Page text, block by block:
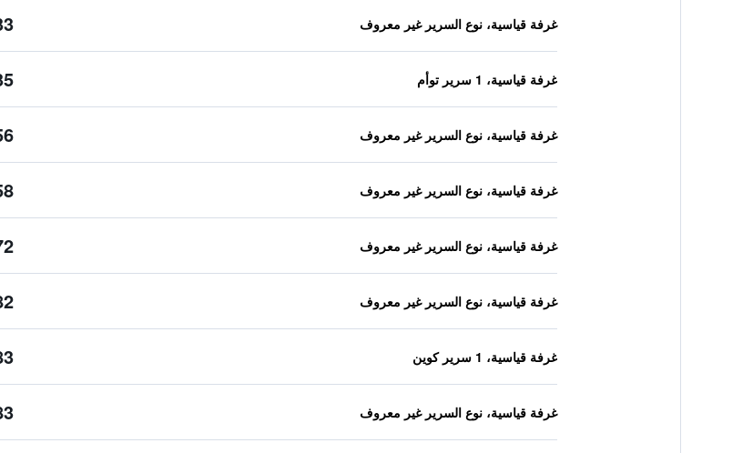
غرفة قياسية، نوع السرير غير معروف
غرفة قياسية، 1 سرير توأم
غرفة قياسية، نوع السرير غير معروف
غرفة قياسية، نوع السرير غير معروف
غرفة قياسية، نوع السرير غير معروف
غرفة قياسية، نوع السرير غير معروف
غرفة قياسية، 1 سرير كوين
غرفة قياسية، نوع السرير غير معروف